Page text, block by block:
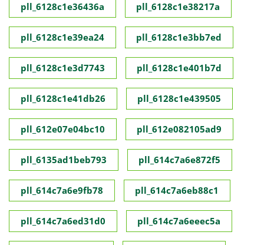
pll_6128c1e36436a pll_6128c1e38217a
pll_6128c1e39ea24 pll_6128c1e3bb7ed
pll_6128c1e3d7743 pll_6128c1e401b7d
pll_6128c1e41db26 pll_6128c1e439505
pll_612e07e04bc10 pll_612e082105ad9
pll_6135ad1beb793 pll_614c7a6e872f5
pll_614c7a6e9fb78 pll_614c7a6eb88c1
pll_614c7a6ed31d0 pll_614c7a6eeec5a